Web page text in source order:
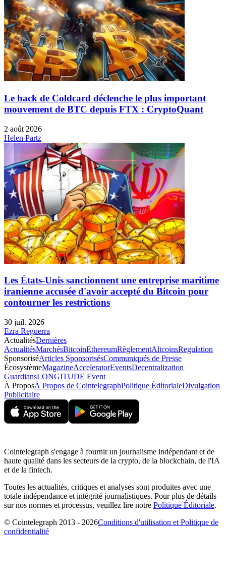
Le hack de Coldcard déclenche le plus important
mouvement de BTC depuis FTX : CryptoQuant
2 août 2026
Helen Partz
Les États-Unis sanctionnent une entreprise maritime
iranienne accusée d'avoir accepté du Bitcoin pour
contourner les restrictions
30 juil. 2026
Ezra Reguerra
ActualitésDernières
ActualitésMarchésBitcoinEthereumRèglementAltcoinsRegulation
SponsoriséArticles SponsorisésCommuniqués de Presse
ÉcosystèmeMagazineAcceleratorEventsDecentralization
GuardiansLONGITUDE Event
À ProposÀ Propos de CointelegraphPolitique ÉditorialeDivulgation
Publicitaire
Cointelegraph s'engage à fournir un journalisme indépendant et de
haute qualité dans les secteurs de la crypto, de la blockchain, de l'IA
et de la fintech.
Toutes les actualités, critiques et analyses sont produites avec une
totale indépendance et intégrité journalistiques. Pour plus de détails
sur nos normes et processus, veuillez lire notre Politique Éditoriale.
© Cointelegraph 2013 - 2026Conditions d'utilisation et Politique de
confidentialité